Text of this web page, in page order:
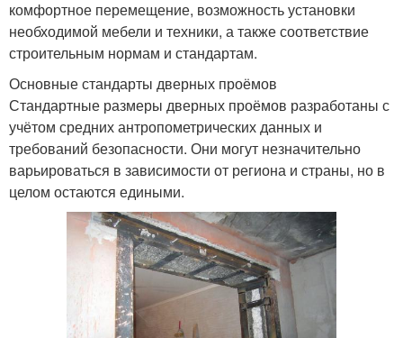
комфортное перемещение, возможность установки
необходимой мебели и техники, а также соответствие
строительным нормам и стандартам.
Основные стандарты дверных проёмов
Стандартные размеры дверных проёмов разработаны с
учётом средних антропометрических данных и
требований безопасности. Они могут незначительно
варьироваться в зависимости от региона и страны, но в
целом остаются едиными.